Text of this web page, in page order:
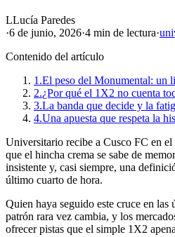
LLucía Paredes
·6 de junio, 2026·4 min de lectura·
Contenido del artículo
1.El peso del Monumental: un
2.¿Por qué el 1X2 no cuenta
3.La banda que decide y la
4.Una apuesta que respeta la
Universitario recibe a Cusco FC en
que el hincha crema se sabe de
insistente y, casi siempre, una
último cuarto de hora.
Quien haya seguido este cruce en las
patrón rara vez cambia, y los
ofrecer pistas que el simple 1X2